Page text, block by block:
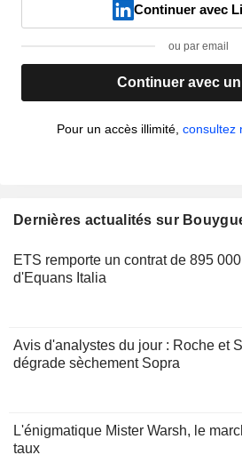
Continuer avec
ou par email
Continuer avec un
Pour un accès illimité, consultez
Dernières actualités sur
ETS remporte un contrat de 895
d'Equans Italia
Avis d'analystes du jour : Roche et
dégrade sèchement Sopra
L'énigmatique Mister Warsh, le
taux